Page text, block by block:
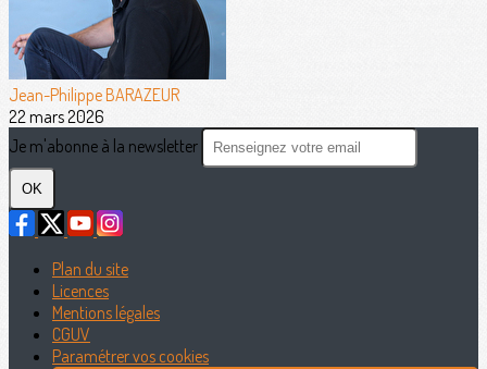
Jean-Philippe BARAZEUR
22 mars 2026
Je m'abonne à la newsletter
OK
Plan du site
Licences
Mentions légales
CGUV
Paramétrer vos cookies